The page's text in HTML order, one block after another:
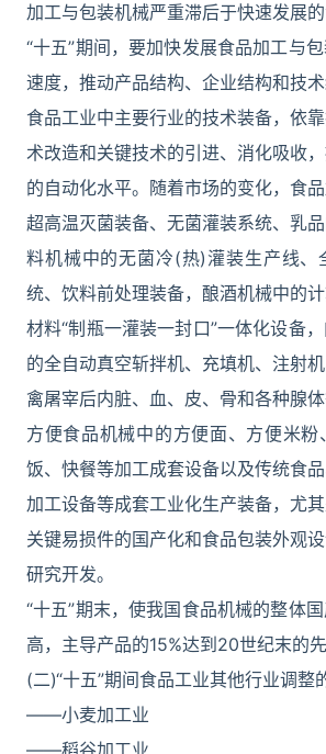
加工与包装机械严重滞后于快速发展的
“十五”期间，要加快发展食品加工与
速度，推动产品结构、企业结构和技
食品工业中主要行业的技术装备，依
术改造和关键技术的引进、消化吸收
的自动化水平。随着市场的变化，食
超高温灭菌装备、无菌灌装系统、乳
料机械中的无菌冷(热)灌装生产线、
统、饮料前处理装备，酿酒机械中的
材料“制瓶一灌装一封口”一体化设备
的全自动真空斩拌机、充填机、注射机
禽屠宰后内脏、血、皮、骨和各种腺体
方便食品机械中的方便面、方便米
饭、快餐等加工成套设备以及传统食
加工设备等成套工业化生产装备，尤
关键易损件的国产化和食品包装外观
研究开发。
“十五”期末，使我国食品机械的整体
高，主导产品的15%达到20世纪末的先
(二)“十五”期间食品工业其他行业调整
――小麦加工业
――稻谷加工业